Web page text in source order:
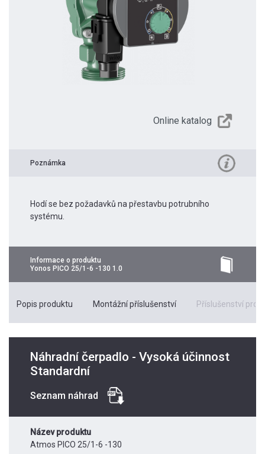
Online katalog
Poznámka
Hodí se bez požadavků na přestavbu potrubního
systému.
Informace o produktu
Yonos PICO 25/1-6 -130 1.0
Popis produktu Montážní příslušenství Příslušenství pro
Náhradní čerpadlo - Vysoká účinnost
Standardní
Seznam náhrad
Název produktu
Atmos PICO 25/1-6 -130